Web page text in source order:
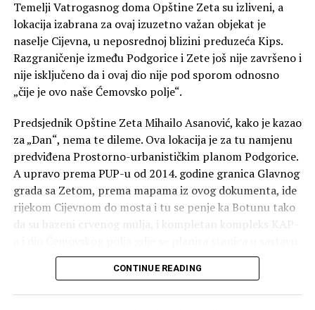
Temelji Vatrogasnog doma Opštine Zeta su izliveni, a
lokacija izabrana za ovaj izuzetno važan objekat je
naselje Cijevna, u neposrednoj blizini preduzeća Kips.
Razgraničenje između Podgorice i Zete još nije završeno i
nije isključeno da i ovaj dio nije pod sporom odnosno
„čije je ovo naše Ćemovsko polje“.
Predsjednik Opštine Zeta Mihailo Asanović, kako je kazao
za „Dan“, nema te dileme. Ova lokacija je za tu namjenu
predviđena Prostorno-urbanističkim planom Podgorice.
A upravo prema PUP-u od 2014. godine granica Glavnog
grada sa Zetom, prema mapama iz ovog dokumenta, ide
rijekom Cijevnom do mosta i tu se penje ka Botunu tako
da su bazeni crvenog mulja, i kompletan kompleks KAP-
Podgorice. Ovo je sadržano u karti o administartivnoj
podjeli i označeno kao opštinska granica između
Podgorice i Zete.
CONTINUE READING